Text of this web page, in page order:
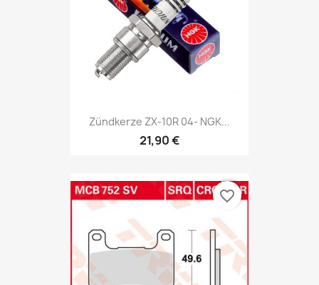
Zündkerze ZX-10R 04- NGK...
21,90 €
favorite_border